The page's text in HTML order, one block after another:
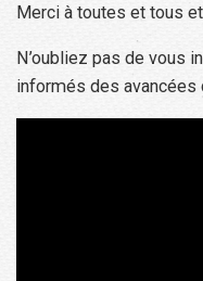
Merci à toutes et tous
N’oubliez pas de vous
informés des avancées